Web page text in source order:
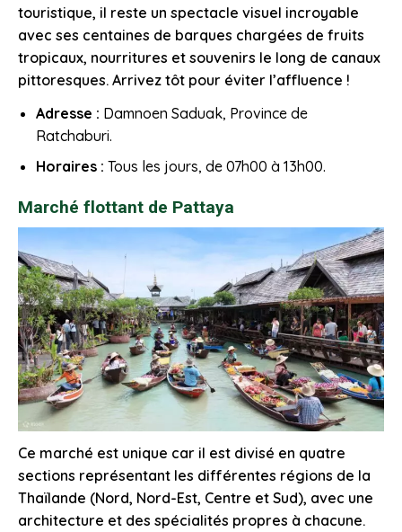
touristique, il reste un spectacle visuel incroyable
avec ses centaines de barques chargées de fruits
tropicaux, nourritures et souvenirs le long de canaux
pittoresques. Arrivez tôt pour éviter l’affluence !
Adresse : Damnoen Saduak, Province de
Ratchaburi.
Horaires : Tous les jours, de 07h00 à 13h00.
Marché flottant de Pattaya
Ce marché est unique car il est divisé en quatre
sections représentant les différentes régions de la
Thaïlande (Nord, Nord-Est, Centre et Sud), avec une
architecture et des spécialités propres à chacune.